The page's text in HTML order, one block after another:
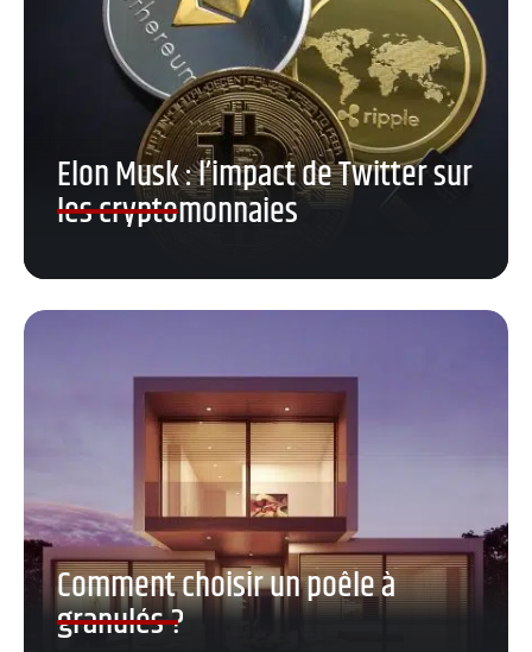
Elon Musk : l’impact de Twitter sur
les cryptomonnaies
Comment choisir un poêle à
granulés ?